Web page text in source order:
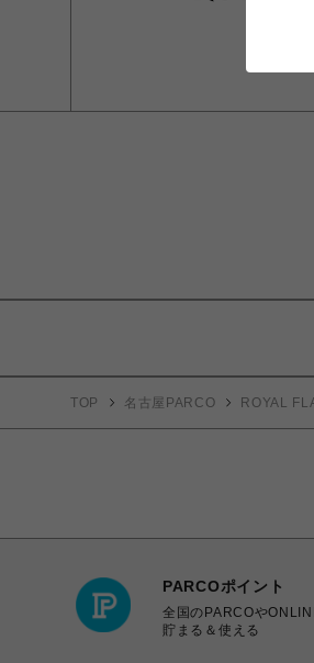
TOP 名古屋PARCO ROYAL
PARCOポイント
全国のPARCOや
貯まる＆使える